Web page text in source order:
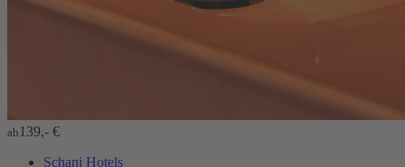
ab 139,- €
Schani Hotels